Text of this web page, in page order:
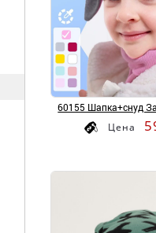
60155 Шапка+снуд
Цена